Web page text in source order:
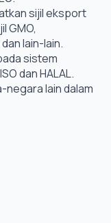
sijil eksport
GMO,
lain-lain.
sistem
dan HALAL.
lain dalam